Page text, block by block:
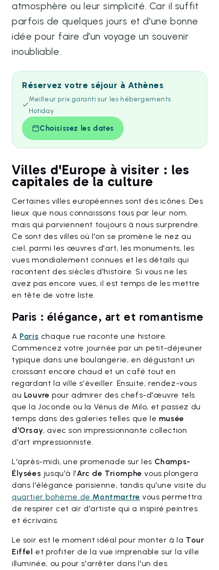
atmosphère ou leur simplicité. Car il suffit
parfois de quelques jours et d'une bonne
idée pour faire d'un voyage un souvenir
inoubliable.
Réservez votre séjour à Athènes
Meilleur prix garanti sur les hébergements
Hotiday
Choisissez les dates
Villes d'Europe à visiter : les
capitales de la culture
Certaines villes européennes sont des icônes. Des
lieux que nous connaissons tous par leur nom,
mais qui parviennent toujours à nous surprendre.
Ce sont des villes où l'on se promène le nez au
ciel, parmi les œuvres d'art, les monuments, les
vues mondialement connues et les détails qui
racontent des siècles d'histoire. Si vous ne les
avez pas encore vues, il est temps de les mettre
en tête de votre liste.
Paris : élégance, art et romantisme
A Paris chaque rue raconte une histoire.
Commencez votre journée par un petit-déjeuner
typique dans une boulangerie, en dégustant un
croissant encore chaud et un café tout en
regardant la ville s'éveiller. Ensuite, rendez-vous
au Louvre pour admirer des chefs-d'œuvre tels
que la Joconde ou la Vénus de Milo, et passez du
temps dans des galeries telles que le musée
d'Orsay, avec son impressionnante collection
d'art impressionniste.
L'après-midi, une promenade sur les Champs-
Élysées jusqu'à l'Arc de Triomphe vous plongera
dans l'élégance parisienne, tandis qu'une visite du
quartier bohème de Montmartre vous permettra
de respirer cet air d'artiste qui a inspiré peintres
et écrivains.
Le soir est le moment idéal pour monter à la Tour
Eiffel et profiter de la vue imprenable sur la ville
illuminée, ou pour s'arrêter dans l'un des